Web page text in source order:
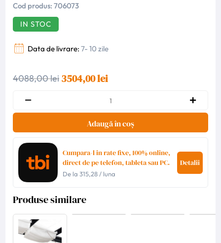
Cod produs: 706073
IN STOC
Data de livrare: 7- 10 zile
4088,00 lei 3504,00 lei
Adaugă în coș
Cumpara-l in rate fixe, 100% online,
direct de pe telefon, tableta sau PC.
De la315,28 / luna
Detalii
Produse similare